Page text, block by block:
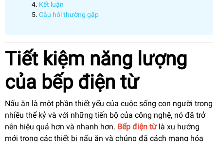
Kết luận
Câu hỏi thường gặp
Tiết kiệm năng lượng
của bếp điện từ
Nấu ăn là một phần thiết yếu của cuộc sống con người trong
nhiều thế kỷ và với những tiến bộ của công nghệ, nó đã trở
nên hiệu quả hơn và nhanh hơn. Bếp điện từlà xu hướng
mới trong các thiết bị nấu ăn và chúng đã cách mạng hóa